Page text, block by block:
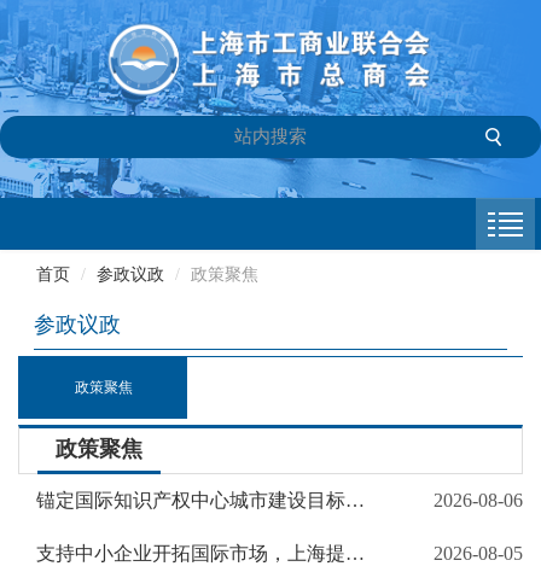
商会介绍
参政议政
信息库
首页 / 参政议政 / 政策聚焦
参政议政
政策聚焦
政策聚焦
锚定国际知识产权中心城市建设目标，上海市印发“十五五”知识产权高质量发展规划 2026-08-06
支持中小企业开拓国际市场，上海提供资金支持，一图读懂→ 2026-08-05